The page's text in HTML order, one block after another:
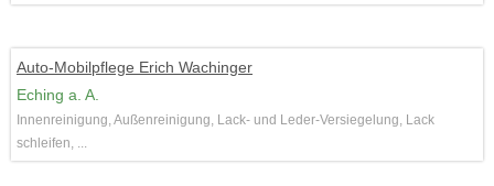
Auto-Mobilpflege Erich Wachinger
Eching a. A.
Innenreinigung, Außenreinigung, Lack- und Leder-Versiegelung, Lack
schleifen, ...